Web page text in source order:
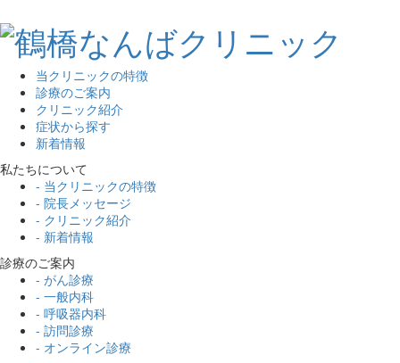
当クリニックの特徴
診療のご案内
クリニック紹介
症状から探す
新着情報
私たちについて
- 当クリニックの特徴
- 院長メッセージ
- クリニック紹介
- 新着情報
診療のご案内
- がん診療
- 一般内科
- 呼吸器内科
- 訪問診療
- オンライン診療